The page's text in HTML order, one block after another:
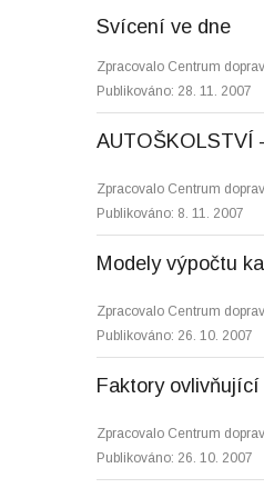
Svícení ve dne
Zpracovalo Centrum
Publikováno: 28. 11. 2007
AUTOŠKOLSTVÍ
Zpracovalo Centrum
Publikováno: 8. 11. 2007
Modely výpočtu
Zpracovalo Centrum
Publikováno: 26. 10. 2007
Faktory
Zpracovalo Centrum
Publikováno: 26. 10. 2007